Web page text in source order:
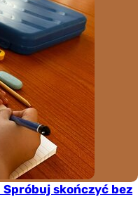
Spróbuj skończyć bez